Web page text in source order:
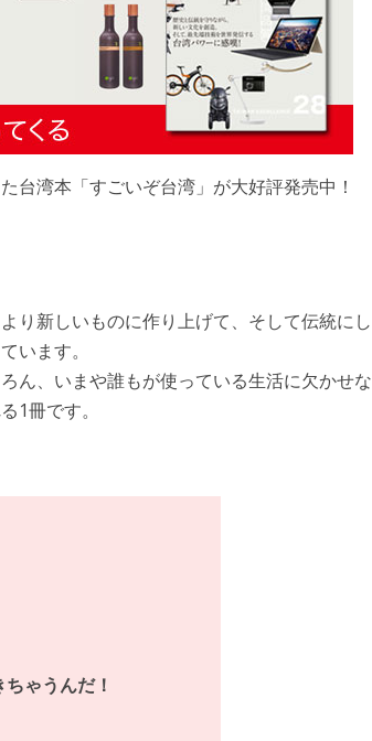
台湾本「すごいぞ台湾」が大好評発売中！
り新しいものに作り上げて、そして伝統にし
います。
ん、いまや誰もが使っている生活に欠かせな
1冊です。
ゃうんだ！